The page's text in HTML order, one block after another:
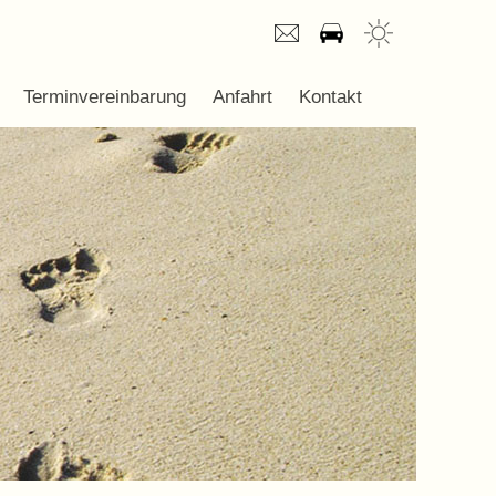
Terminvereinbarung Anfahrt Kontakt